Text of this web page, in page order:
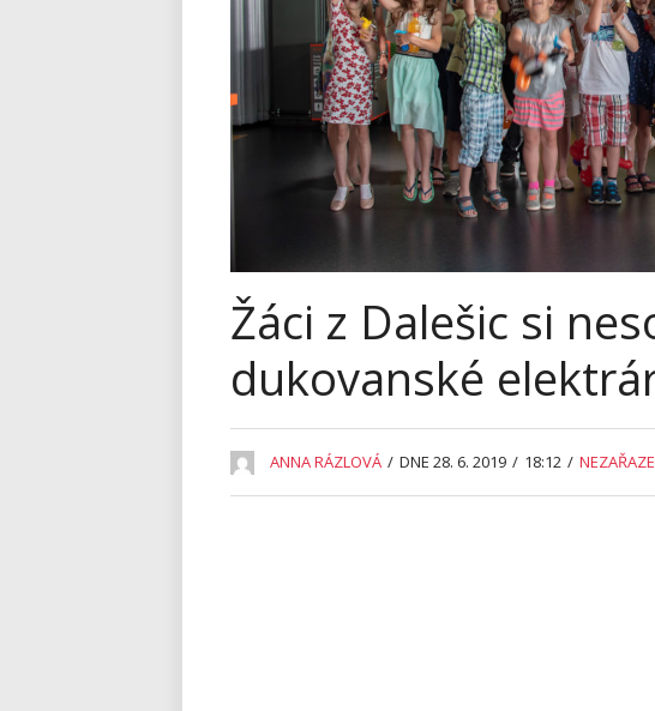
Žáci z Dalešic si
dukovanské
ANNA RÁZLOVÁ / DNE 28. 6. 2019 / 18:12 /